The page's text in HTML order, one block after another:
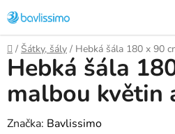
na
obsah
Domů
/ Šátky, šály / Hebká šála 180 x 90
Hebká šála
malbou květin
Značka: Bavlissimo